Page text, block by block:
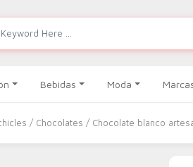
Bebidas Moda
/ Chocolates / Chocolate blanco